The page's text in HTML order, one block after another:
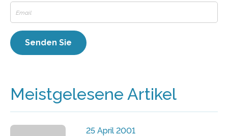
Meistgelesene Artikel
25 April 2001